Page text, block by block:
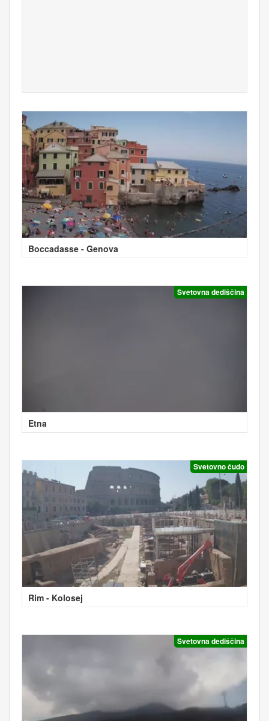
Boccadasse - Genova
Svetovna dediščina
Etna
Svetovno čudo
Rim - Kolosej
Svetovna dediščina